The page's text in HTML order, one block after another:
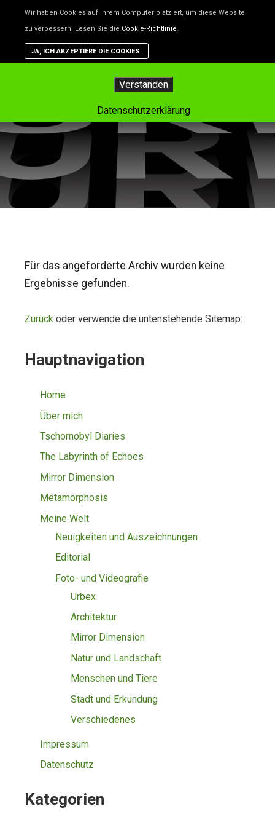
Tag-Archiv:Studien
Für das angeforderte Archiv wurden keine
Ergebnisse gefunden.
Zurück oder verwende die untenstehende Sitemap:
Hauptnavigation
Home
Über mich
Tschornobyl Diaries
The Labyrinth of Echoes
Mirror Dimension
Metamorphosis
Meine Welt
Neuigkeiten und Auszeichnungen
Editorial
Foto- und Videografie
Urbex
Architektur
Mirror Dimension
Natur und Landschaft
Menschen und Tiere
Stadt und Erkundung
Verschiedenes
Impressum
Datenschutz
Kategorien
Wir haben Cookies auf Ihrem Computer platziert, um diese Website
zu verbessern. Lesen Sie die Cookie-Richtlinie.
JA, ICH AKZEPTIERE DIE COOKIES.
Unsere Website benutzt Cookies – das sind kleine Dateien,
helfen, die Website besser zu machen. Wenn du nicht willst,
Browser einstellen. Aber dann funktioniert vielleicht nicht
auf der Website so, wie es soll.
Verstanden
Datenschutzerklärung